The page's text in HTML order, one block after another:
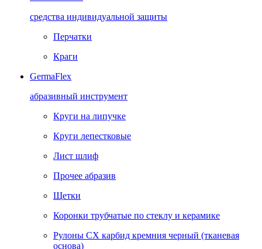
средства индивидуальной защиты
Перчатки
Краги
GermaFlex
абразивный инструмент
Круги на липучке
Круги лепестковые
Лист шлиф
Прочее абразив
Щетки
Коронки трубчатые по стеклу и керамике
Рулоны CX карбид кремния черный (тканевая
основа)